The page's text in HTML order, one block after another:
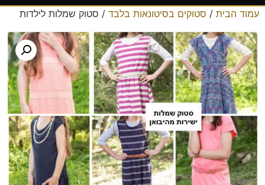
עמוד הבית / סטוקים בסיטונאות בלבד / סטוק שמלות לילדות